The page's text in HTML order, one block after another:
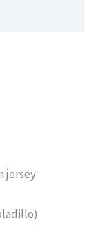
jersey